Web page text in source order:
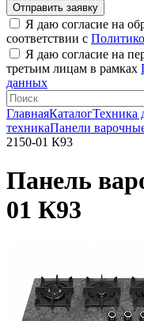
Я даю согласие на
соответствии с
Я даю согласие на
третьим лицам в рамках
данных
ГлавнаяКаталогТехника
техникаПанели
2150-01 К93
Панель
01 К93